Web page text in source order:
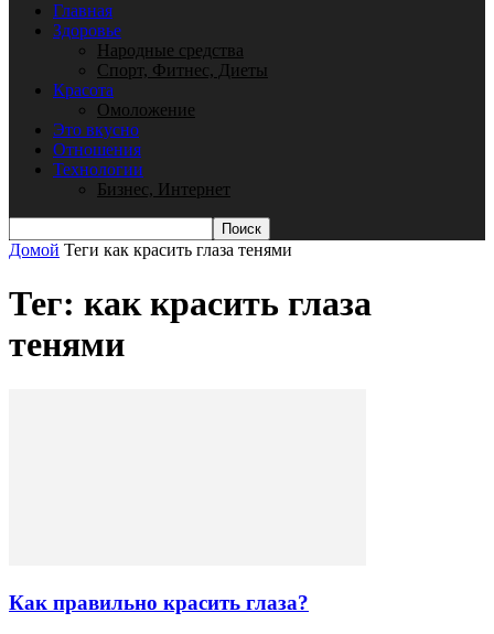
Главная
Здоровье
Народные средства
Спорт, Фитнес, Диеты
Красота
Омоложение
Это вкусно
Отношения
Технологии
Бизнес, Интернет
Домой Теги как красить глаза тенями
Тег: как красить глаза
тенями
Как правильно красить глаза?